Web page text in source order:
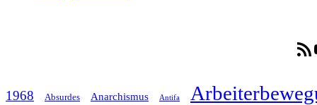
RSS-
1968 Absurdes Anarchismus Antifa